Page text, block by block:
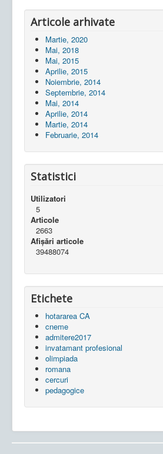
Articole arhivate
Martie, 2020
Mai, 2018
Mai, 2015
Aprilie, 2015
Noiembrie, 2014
Septembrie, 2014
Mai, 2014
Aprilie, 2014
Martie, 2014
Februarie, 2014
Statistici
Utilizatori
5
Articole
2663
Afișări articole
39488074
Etichete
hotararea CA
cneme
admitere2017
invatamant profesional
olimpiada
romana
cercuri
pedagogice